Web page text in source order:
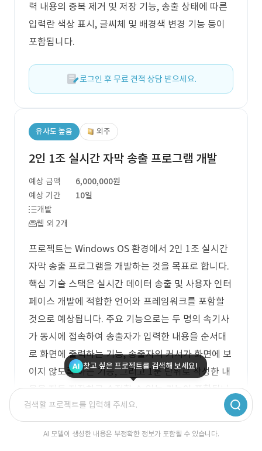
력 내용의 중복 제거 및 저장 기능, 송출 상태에 따른
입력란 색상 표시, 글씨체 및 배경색 변경 기능 등이
포함됩니다.
로그인 후 무료 견적 상담 받으세요.
유사도 높음 외주
2인 1조 실시간 자막 송출 프로그램 개발
예상 금액
6,000,000원
예상 기간
10일
개발
웹 외 2개
프로젝트는 Windows OS 환경에서 2인 1조 실시간
자막 송출 프로그램을 개발하는 것을 목표로 합니다.
핵심 기술 스택은 실시간 데이터 송출 및 사용자 인터
페이스 개발에 적합한 언어와 프레임워크를 포함할
것으로 예상됩니다. 주요 기능으로는 두 명의 속기사
가 동시에 접속하여 송출자가 입력한 내용을 순서대
로 화면에 출력하는 기능, 송출자의 커서가 화면에 보
이지 않도록 하는 기능, 그리고 1분 단위로 작성한 내
용을 자동 저장하고 수정할 수 있는 기능이 포함됩니
다.
찾고 싶은 프로젝트를 검색해 보세요!
AI 모델이 생성한 내용은 부정확한 정보가 포함될 수 있습니다.